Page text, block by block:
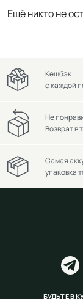
Ещё никто не
Кешбэк
с каждой
Не
Возврат в
Самая
упаковка
БУДЬТЕ В